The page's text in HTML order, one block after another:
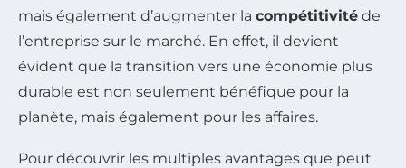
mais également d’augmenter la compétitivité de
l’entreprise sur le marché. En effet, il devient
évident que la transition vers une économie plus
durable est non seulement bénéfique pour la
planète, mais également pour les affaires.
Pour découvrir les multiples avantages que peut